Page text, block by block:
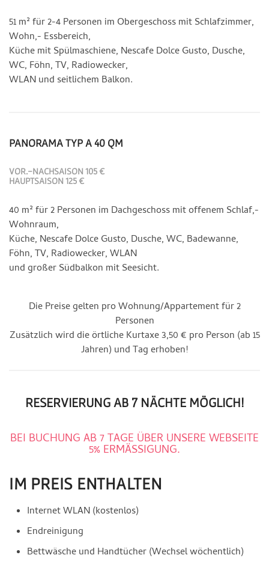
51 m² für 2-4 Personen im Obergeschoss mit Schlafzimmer,
Wohn,- Essbereich,
Küche mit Spülmaschiene, Nescafe Dolce Gusto, Dusche,
WC, Föhn, TV, Radiowecker,
WLAN und seitlichem Balkon.
PANORAMA TYP A 40 QM
VOR.-NACHSAISON 105 €
HAUPTSAISON 125 €
40 m² für 2 Personen im Dachgeschoss mit offenem Schlaf,-
Wohnraum,
Küche, Nescafe Dolce Gusto, Dusche, WC, Badewanne,
Föhn, TV, Radiowecker, WLAN
und großer Südbalkon mit Seesicht.
Die Preise gelten pro Wohnung/Appartement für 2
Personen
Zusätzlich wird die örtliche Kurtaxe 3,50 € pro Person (ab 15
Jahren) und Tag erhoben!
RESERVIERUNG AB 7 NÄCHTE MÖGLICH!
BEI BUCHUNG AB 7 TAGE ÜBER UNSERE WEBSEITE
5% ERMÄSSIGUNG.
IM PREIS ENTHALTEN
Internet WLAN (kostenlos)
Endreinigung
Bettwäsche und Handtücher (Wechsel wöchentlich)